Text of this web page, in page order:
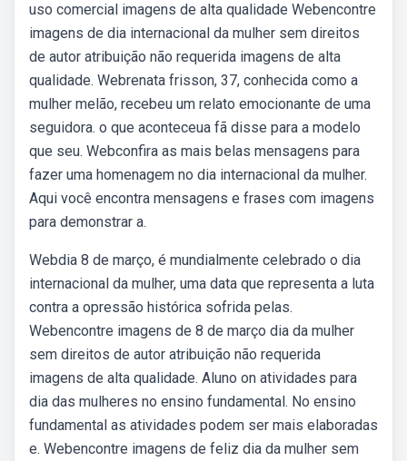
uso comercial imagens de alta qualidade Webencontre
imagens de dia internacional da mulher sem direitos
de autor atribuição não requerida imagens de alta
qualidade. Webrenata frisson, 37, conhecida como a
mulher melão, recebeu um relato emocionante de uma
seguidora. o que aconteceua fã disse para a modelo
que seu. Webconfira as mais belas mensagens para
fazer uma homenagem no dia internacional da mulher.
Aqui você encontra mensagens e frases com imagens
para demonstrar a.
Webdia 8 de março, é mundialmente celebrado o dia
internacional da mulher, uma data que representa a luta
contra a opressão histórica sofrida pelas.
Webencontre imagens de 8 de março dia da mulher
sem direitos de autor atribuição não requerida
imagens de alta qualidade. Aluno on atividades para
dia das mulheres no ensino fundamental. No ensino
fundamental as atividades podem ser mais elaboradas
e. Webencontre imagens de feliz dia da mulher sem